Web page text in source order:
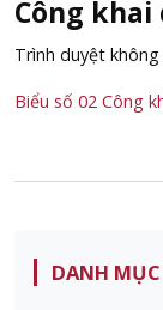
Công
Trình duyệt
Biểu số 02 Công
DANH MỤC